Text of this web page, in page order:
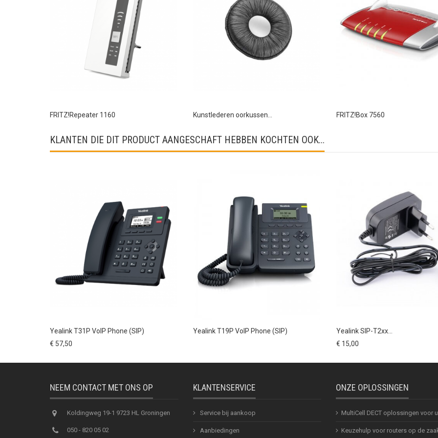
FRITZ!Repeater 1160 Kunstlederen oorkussen... FRITZ!Box 7560
KLANTEN DIE DIT PRODUCT AANGESCHAFT HEBBEN KOCHTEN OOK...
Yealink T31P VoIP Phone (SIP)
€ 57,50
Yealink T19P VoIP Phone (SIP)
Yealink SIP-T2xx...
€ 15,00
NEEM CONTACT MET ONS OP
Koldingweg 19-1 9723 HL Groningen
050 - 820 05 02
KLANTENSERVICE
Service bij aankoop
Aanbiedingen
ONZE OPLOSSINGEN
MultiCell DECT oplossingen voor
Keuzehulp voor routers op de